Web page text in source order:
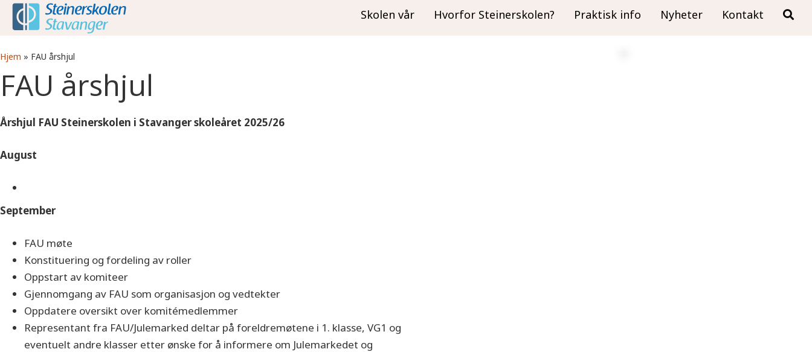
Skolen vår Hvorfor Steinerskolen? Praktisk info Nyheter Kontakt
Hjem » FAU årshjul
FAU årshjul
Årshjul FAU Steinerskolen i Stavanger skoleåret 2025/26
August
September
FAU møte
Konstituering og fordeling av roller
Oppstart av komiteer
Gjennomgang av FAU som organisasjon og vedtekter
Oppdatere oversikt over komitémedlemmer
Representant fra FAU/Julemarked deltar på foreldremøtene i 1. klasse, VG1 og
eventuelt andre klasser etter ønske for å informere om Julemarkedet og